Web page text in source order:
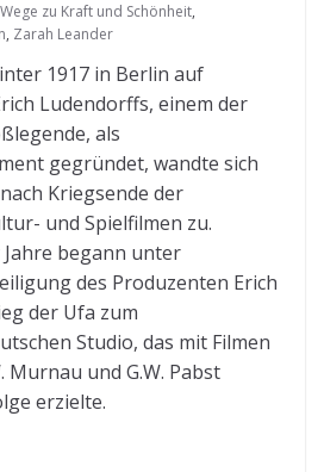
Wege zu Kraft und Schönheit,
, Zarah Leander
1917 in Berlin auf
Ludendorffs, einem der
als
gegründet, wandte sich
Kriegsende der
und Spielfilmen zu.
begann unter
des Produzenten Erich
der Ufa zum
Studio, das mit Filmen
Murnau und G.W. Pabst
erzielte.